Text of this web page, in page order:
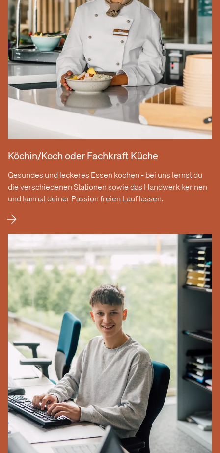
Köchin/Koch oder Fachkraft Küche
Gesundes und leckeres Essen kochen - bei uns lernst du
die verschiedenen Stationen sowie das Handwerk kennen
und kannst deiner Passion freien Lauf lassen.